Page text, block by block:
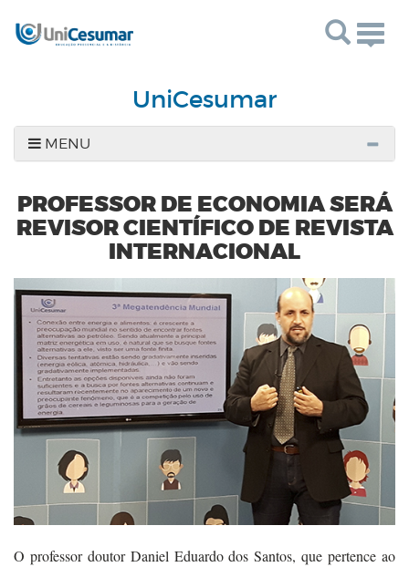
UniCesumar
MENU
PROFESSOR DE ECONOMIA SERÁ
REVISOR CIENTÍFICO DE REVISTA
INTERNACIONAL
O professor doutor Daniel Eduardo dos Santos, que pertence ao